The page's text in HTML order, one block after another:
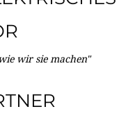
wir sie machen"